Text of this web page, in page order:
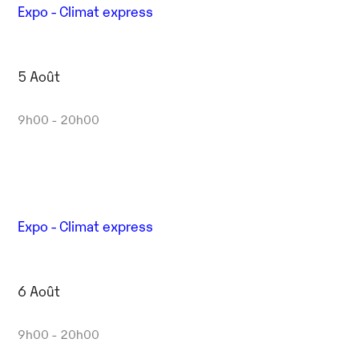
Expo - Climat express
5 Août
9h00 - 20h00
Expo - Climat express
6 Août
9h00 - 20h00